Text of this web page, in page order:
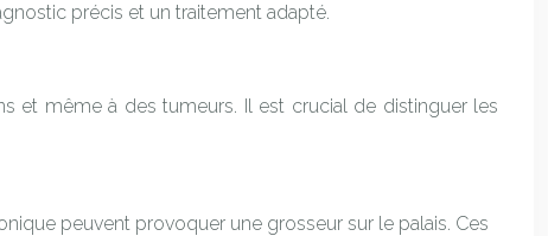
précis et un traitement adapté.
et même à des tumeurs. Il est crucial de distinguer les
peuvent provoquer une grosseur sur le palais. Ces